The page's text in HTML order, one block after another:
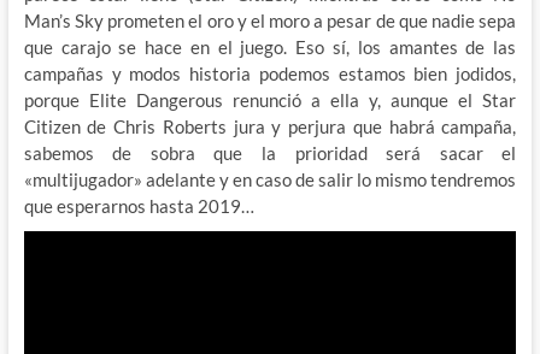
Man’s Sky prometen el oro y el moro a pesar de que nadie sepa
que carajo se hace en el juego. Eso sí, los amantes de las
campañas y modos historia podemos estamos bien jodidos,
porque Elite Dangerous renunció a ella y, aunque el Star
Citizen de Chris Roberts jura y perjura que habrá campaña,
sabemos de sobra que la prioridad será sacar el
«multijugador» adelante y en caso de salir lo mismo tendremos
que esperarnos hasta 2019…